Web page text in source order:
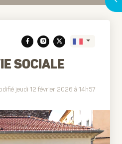
Translate
SOCIALE
jeudi 12 février 2026 à 14h57